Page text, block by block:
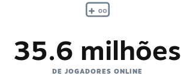
35.6 milhões
DE JOGADORES ONLINE